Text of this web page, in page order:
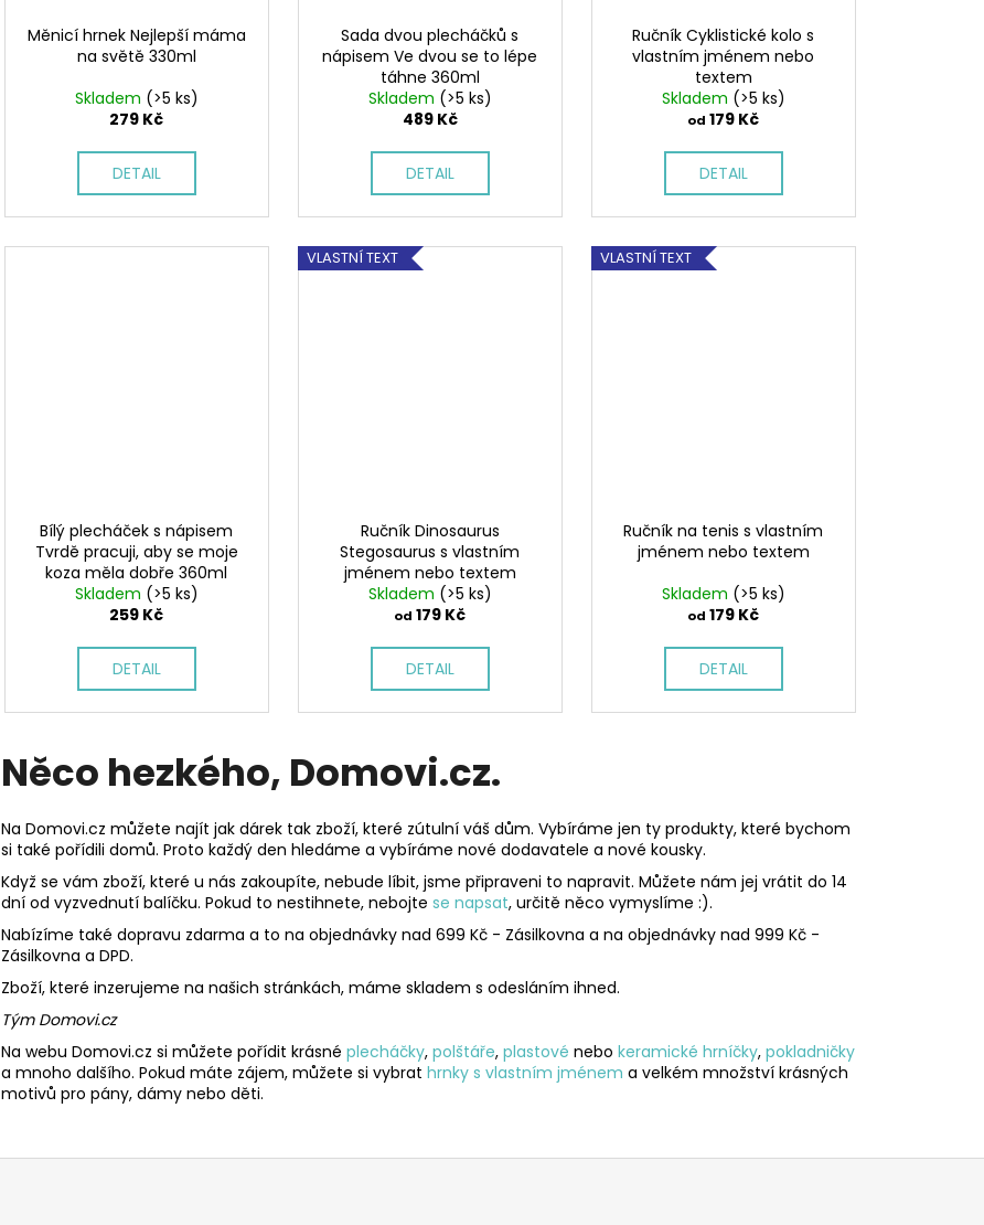
Měnicí hrnek Nejlepší máma
na světě 330ml
Skladem (>5 ks)
279 Kč
DETAIL
Sada dvou plecháčků s
nápisem Ve dvou se to lépe
táhne 360ml
Skladem (>5 ks)
489 Kč
DETAIL
Ručník Cyklistické kolo s
vlastním jménem nebo
textem
Skladem (>5 ks)
od 179 Kč
DETAIL
Bílý plecháček s nápisem
Tvrdě pracuji, aby se moje
koza měla dobře 360ml
Skladem (>5 ks)
259 Kč
DETAIL
VLASTNÍ TEXT
Ručník Dinosaurus
Stegosaurus s vlastním
jménem nebo textem
Skladem (>5 ks)
od 179 Kč
DETAIL
VLASTNÍ TEXT
Ručník na tenis s vlastním
jménem nebo textem
Skladem (>5 ks)
od 179 Kč
DETAIL
Něco hezkého, Domovi.cz.
Na Domovi.cz můžete najít jak dárek tak zboží, které zútulní váš dům. Vybíráme jen ty produkty, které bychom
si také pořídili domů. Proto každý den hledáme a vybíráme nové dodavatele a nové kousky.
Když se vám zboží, které u nás zakoupíte, nebude líbit, jsme připraveni to napravit. Můžete nám jej vrátit do 14
dní od vyzvednutí balíčku. Pokud to nestihnete, nebojte se napsat, určitě něco vymyslíme :).
Nabízíme také dopravu zdarma a to na objednávky nad 699 Kč - Zásilkovna a na objednávky nad 999 Kč -
Zásilkovna a DPD.
Zboží, které inzerujeme na našich stránkách, máme skladem s odesláním ihned.
Tým Domovi.cz
Na webu Domovi.cz si můžete pořídit krásné plecháčky, polštáře, plastové nebo keramické hrníčky, pokladničky
a mnoho dalšího. Pokud máte zájem, můžete si vybrat hrnky s vlastním jménem a velkém množství krásných
motivů pro pány, dámy nebo děti.